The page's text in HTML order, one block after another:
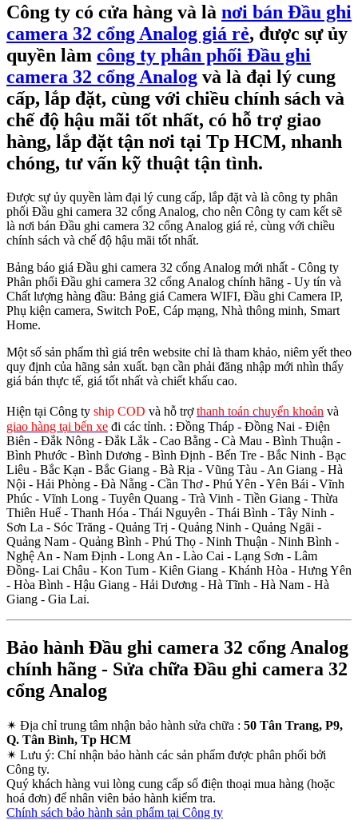
Công ty có cửa hàng và là nơi bán Đầu ghi
camera 32 cổng Analog giá rẻ, được sự ủy
quyền làm công ty phân phối Đầu ghi
camera 32 cổng Analog và là đại lý cung
cấp, lắp đặt, cùng với chiều chính sách và
chế độ hậu mãi tốt nhất, có hỗ trợ giao
hàng, lắp đặt tận nơi tại Tp HCM, nhanh
chóng, tư vấn kỹ thuật tận tình.
Được sự ủy quyền làm đại lý cung cấp, lắp đặt và là công ty phân
phối Đầu ghi camera 32 cổng Analog, cho nên Công ty cam kết sẽ
là nơi bán Đầu ghi camera 32 cổng Analog giá rẻ, cùng với chiều
chính sách và chế độ hậu mãi tốt nhất.
Bảng báo giá Đầu ghi camera 32 cổng Analog mới nhất - Công ty
Phân phối Đầu ghi camera 32 cổng Analog chính hãng - Uy tín và
Chất lượng hàng đầu: Bảng giá Camera WIFI, Đầu ghi Camera IP,
Phụ kiện camera, Switch PoE, Cáp mạng, Nhà thông minh, Smart
Home.
Một số sản phẩm thì giá trên website chỉ là tham khảo, niêm yết theo
quy định của hãng sản xuất. bạn cần phải đăng nhập mới nhìn thấy
giá bán thực tế, giá tốt nhất và chiết khấu cao.
Hiện tại Công ty ship COD và hỗ trợthanh toán chuyển khoản và
giao hàng tại bến xe đi các tỉnh. : Đồng Tháp - Đồng Nai - Điện
Biên - Đắk Nông - Đắk Lắk - Cao Bằng - Cà Mau - Bình Thuận -
Bình Phước - Bình Dương - Bình Định - Bến Tre - Bắc Ninh - Bạc
Liêu - Bắc Kạn - Bắc Giang - Bà Rịa - Vũng Tàu - An Giang - Hà
Nội - Hải Phòng - Đà Nẵng - Cần Thơ - Phú Yên - Yên Bái - Vĩnh
Phúc - Vĩnh Long - Tuyên Quang - Trà Vinh - Tiền Giang - Thừa
Thiên Huế - Thanh Hóa - Thái Nguyên - Thái Bình - Tây Ninh -
Sơn La - Sóc Trăng - Quảng Trị - Quảng Ninh - Quảng Ngãi -
Quảng Nam - Quảng Bình - Phú Thọ - Ninh Thuận - Ninh Bình -
Nghệ An - Nam Định - Long An - Lào Cai - Lạng Sơn - Lâm
Đồng- Lai Châu - Kon Tum - Kiên Giang - Khánh Hòa - Hưng Yên
- Hòa Bình - Hậu Giang - Hải Dương - Hà Tĩnh - Hà Nam - Hà
Giang - Gia Lai.
Bảo hành Đầu ghi camera 32 cổng Analog
chính hãng - Sửa chữa Đầu ghi camera 32
cổng Analog
✴ Địa chỉ trung tâm nhận bảo hành sửa chữa : 50 Tân Trang, P9,
Q. Tân Bình, Tp HCM
✴ Lưu ý: Chỉ nhận bảo hành các sản phẩm được phân phối bởi
Công ty.
Quý khách hàng vui lòng cung cấp số điện thoại mua hàng (hoặc
hoá đơn) để nhân viên bảo hành kiểm tra.
Chính sách bảo hành sản phẩm tại Công ty